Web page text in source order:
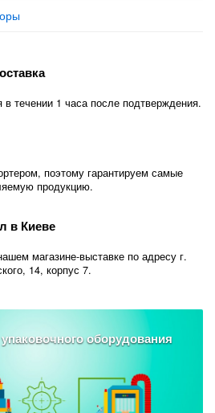
течении 1 часа после подтверждения.
поэтому гарантируем самые
продукцию.
в Киеве
магазине-выставке по адресу г.
14, корпус 7.
оборудования